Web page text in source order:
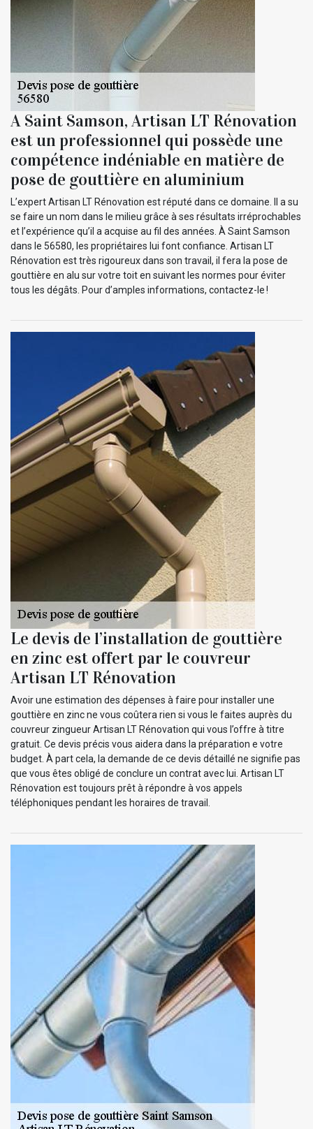
A Saint Samson, Artisan LT Rénovation
est un professionnel qui possède une
compétence indéniable en matière de
pose de gouttière en aluminium
L’expert Artisan LT Rénovation est réputé dans ce domaine. Il a su
se faire un nom dans le milieu grâce à ses résultats irréprochables
et l’expérience qu’il a acquise au fil des années. À Saint Samson
dans le 56580, les propriétaires lui font confiance. Artisan LT
Rénovation est très rigoureux dans son travail, il fera la pose de
gouttière en alu sur votre toit en suivant les normes pour éviter
tous les dégâts. Pour d’amples informations, contactez-le !
Le devis de l’installation de gouttière
en zinc est offert par le couvreur
Artisan LT Rénovation
Avoir une estimation des dépenses à faire pour installer une
gouttière en zinc ne vous coûtera rien si vous le faites auprès du
couvreur zingueur Artisan LT Rénovation qui vous l’offre à titre
gratuit. Ce devis précis vous aidera dans la préparation e votre
budget. À part cela, la demande de ce devis détaillé ne signifie pas
que vous êtes obligé de conclure un contrat avec lui. Artisan LT
Rénovation est toujours prêt à répondre à vos appels
téléphoniques pendant les horaires de travail.